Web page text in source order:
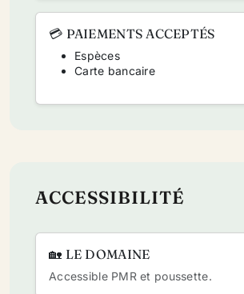
💳 PAIEMENTS ACCEPTÉS
Espèces
Carte bancaire
ACCESSIBILITÉ
🏡 LE DOMAINE
Accessible PMR et poussette.